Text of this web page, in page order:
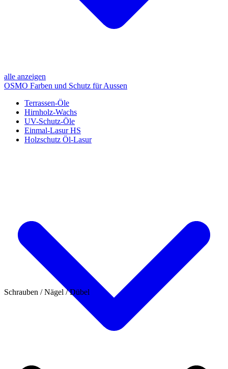
alle anzeigen
OSMO Farben und Schutz für Aussen
Terrassen-Öle
Hirnholz-Wachs
UV-Schutz-Öle
Einmal-Lasur HS
Holzschutz Öl-Lasur
Schrauben / Nägel / Dübel